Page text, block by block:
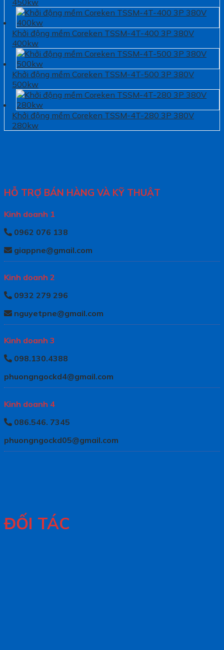
450kw
Khởi động mềm Coreken TSSM-4T-400 3P 380V
400kw
Khởi động mềm Coreken TSSM-4T-500 3P 380V
500kw
Khởi động mềm Coreken TSSM-4T-280 3P 380V
280kw
HỖ TRỢ BÁN HÀNG VÀ KỸ THUẬT
Kinh doanh 1
0962 076 138
giappne@gmail.com
Kinh doanh 2
0932 279 296
nguyetpne@gmail.com
Kinh doanh 3
098.130.4388
phuongngockd4@gmail.com
Kinh doanh 4
086.546. 7345
phuongngockd05@gmail.com
ĐỐI TÁC